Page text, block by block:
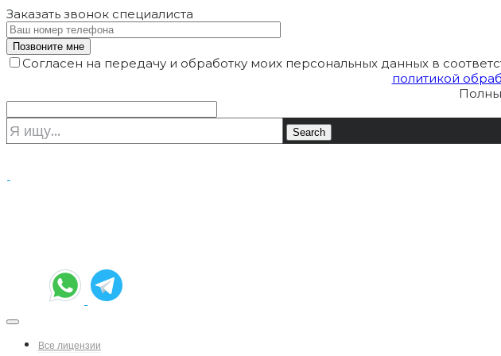
Заказать звонок специалиста
Согласен на передачу и обработку моих персональных данных в
политикой
Все лицензии